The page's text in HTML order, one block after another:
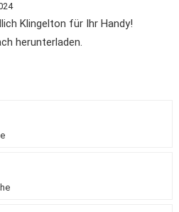
Klingelton für Ihr Handy!
herunterladen.